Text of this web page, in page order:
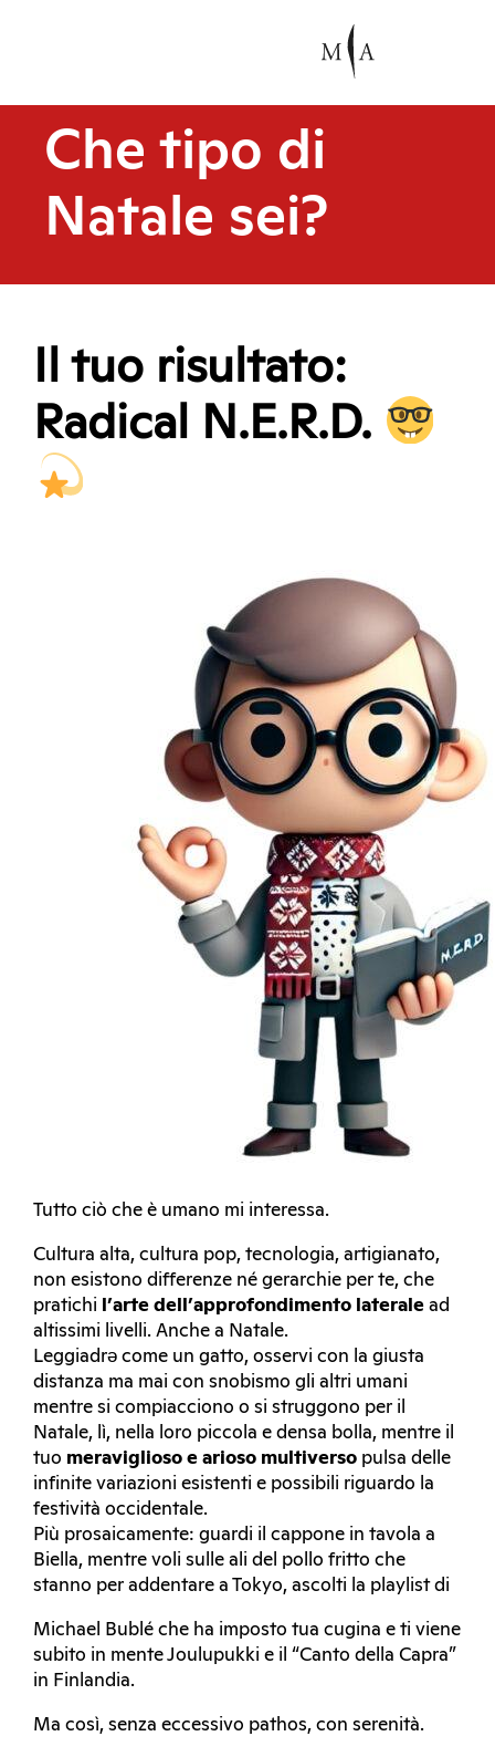
Che tipo di
Natale sei?
Il tuo risultato:
Radical N.E.R.D.
Tutto ciò che è umano mi interessa.
Cultura alta, cultura pop, tecnologia, artigianato,
non esistono differenze né gerarchie per te, che
pratichi l’arte dell’approfondimento laterale ad
altissimi livelli. Anche a Natale.
Leggiadrə come un gatto, osservi con la giusta
distanza ma mai con snobismo gli altri umani
mentre si compiacciono o si struggono per il
Natale, lì, nella loro piccola e densa bolla, mentre il
tuo meraviglioso e arioso multiverso pulsa delle
infinite variazioni esistenti e possibili riguardo la
festività occidentale.
Più prosaicamente: guardi il cappone in tavola a
Biella, mentre voli sulle ali del pollo fritto che
stanno per addentare a Tokyo, ascolti la playlist di
Michael Bublé che ha imposto tua cugina e ti viene
subito in mente Joulupukki e il “Canto della Capra”
in Finlandia.
Ma così, senza eccessivo pathos, con serenità.